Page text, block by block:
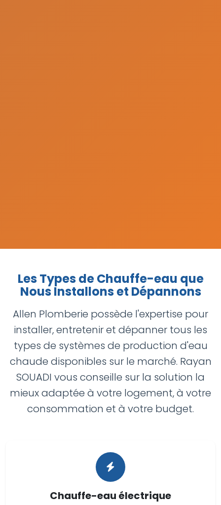
Les Types de Chauffe-eau que
Nous Installons et Dépannons
Allen Plomberie possède l'expertise pour
installer, entretenir et dépanner tous les
types de systèmes de production d'eau
chaude disponibles sur le marché. Rayan
SOUADI vous conseille sur la solution la
mieux adaptée à votre logement, à votre
consommation et à votre budget.
Chauffe-eau électrique